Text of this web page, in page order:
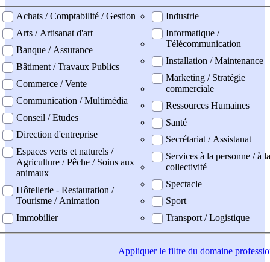
professionel
Achats / Comptabilité / Gestion
Arts / Artisanat d'art
Banque / Assurance
Bâtiment / Travaux Publics
Commerce / Vente
Communication / Multimédia
Conseil / Etudes
Direction d'entreprise
Espaces verts et naturels /
Agriculture / Pêche / Soins aux
animaux
Hôtellerie - Restauration /
Tourisme / Animation
Immobilier
Industrie
Informatique /
Télécommunication
Installation / Maintenance
Marketing / Stratégie
commerciale
Ressources Humaines
Santé
Secrétariat / Assistanat
Services à la personne / à la
collectivité
Spectacle
Sport
Transport / Logistique
Appliquerle filtre du domaine